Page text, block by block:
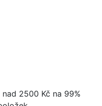
2500 Kč na 99%